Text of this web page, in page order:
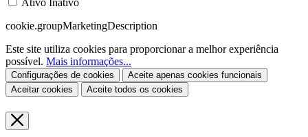
cookie.groupMarketingDescription
Este site utiliza cookies para proporcionar a melhor experiência
possível. Mais informações...
Configurações de cookies
Aceite apenas cookies funcionais
Aceitar cookies
Aceite todos os cookies